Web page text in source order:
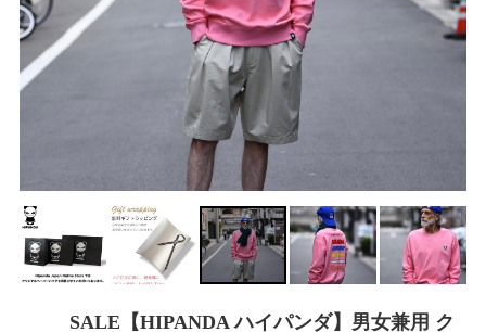
SALE【HIPANDA ハイパンダ】男女兼用 ク